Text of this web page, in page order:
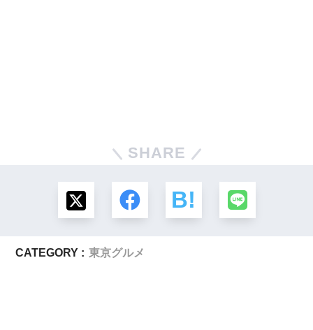
SHARE
CATEGORY : 東京グルメ